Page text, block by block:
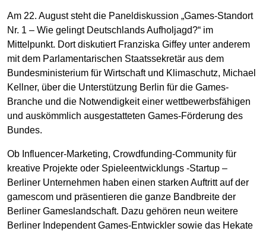
Am 22. August steht die Paneldiskussion „Games-Standort
Nr. 1 – Wie gelingt Deutschlands Aufholjagd?“ im
Mittelpunkt. Dort diskutiert Franziska Giffey unter anderem
mit dem Parlamentarischen Staatssekretär aus dem
Bundesministerium für Wirtschaft und Klimaschutz, Michael
Kellner, über die Unterstützung Berlin für die Games-
Branche und die Notwendigkeit einer wettbewerbsfähigen
und auskömmlich ausgestatteten Games-Förderung des
Bundes.
Ob Influencer-Marketing, Crowdfunding-Community für
kreative Projekte oder Spieleentwicklungs -Startup –
Berliner Unternehmen haben einen starken Auftritt auf der
gamescom und präsentieren die ganze Bandbreite der
Berliner Gameslandschaft. Dazu gehören neun weitere
Berliner Independent Games-Entwickler sowie das Hekate